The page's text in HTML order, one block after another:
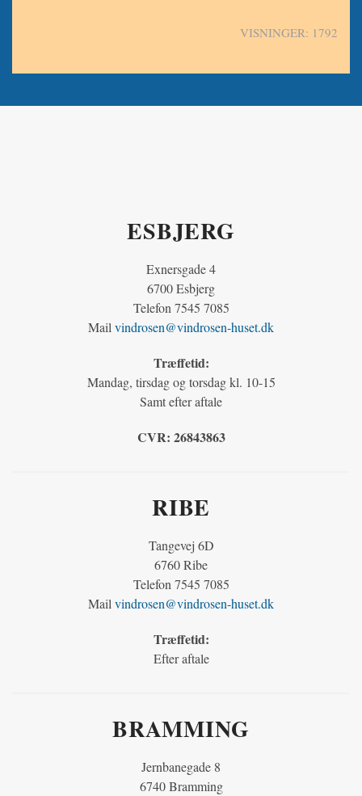
VISNINGER: 1792
ESBJERG
Exnersgade 4
6700 Esbjerg
Telefon 7545 7085
Mail vindrosen@vindrosen-huset.dk
Træffetid:
Mandag, tirsdag og torsdag kl. 10-15
Samt efter aftale
CVR: 26843863
RIBE
Tangevej 6D
6760 Ribe
Telefon 7545 7085
Mail vindrosen@vindrosen-huset.dk
Træffetid:
Efter aftale
BRAMMING
Jernbanegade 8
6740 Bramming